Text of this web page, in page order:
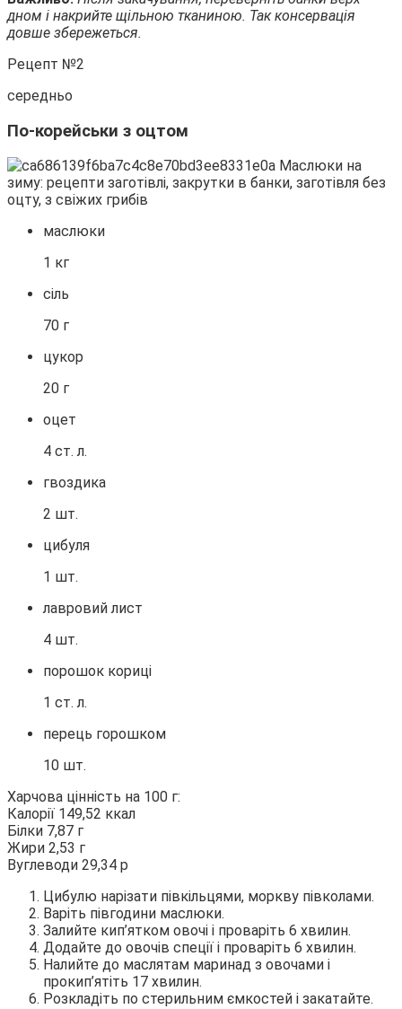
дном і накрийте щільною тканиною. Так консервація
довше збережеться.
Рецепт №2
середньо
По-корейськи з оцтом
маслюки
1 кг
сіль
70 г
цукор
20 г
оцет
4 ст. л.
гвоздика
2 шт.
цибуля
1 шт.
лавровий лист
4 шт.
порошок кориці
1 ст. л.
перець горошком
10 шт.
Харчова цінність на 100 г:
Калорії 149,52 ккал
Білки 7,87 г
Жири 2,53 г
Вуглеводи 29,34 р
Цибулю нарізати півкільцями, моркву півколами.
Варіть півгодини маслюки.
Залийте кип’ятком овочі і проваріть 6 хвилин.
Додайте до овочів спеції і проваріть 6 хвилин.
Налийте до маслятам маринад з овочами і
прокип’ятіть 17 хвилин.
Розкладіть по стерильним ємкостей і закатайте.